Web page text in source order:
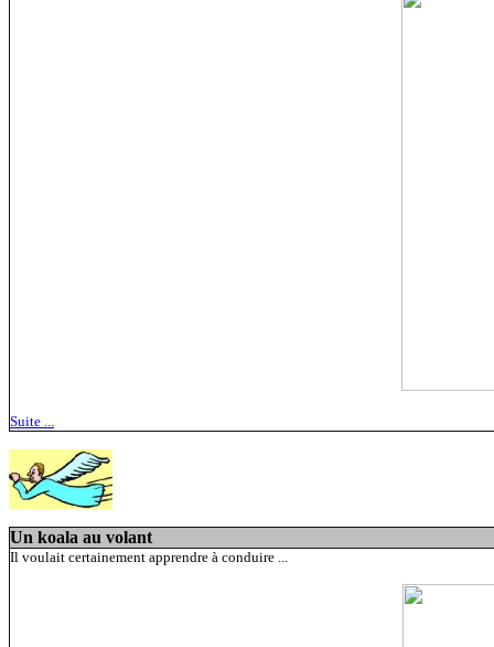
Suite ...
Un koala au volant
Il voulait certainement apprendre à conduire ...